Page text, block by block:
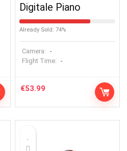
Digitale Piano
Already Sold: 74%
Camera: -
Flight Time: -
€53.99